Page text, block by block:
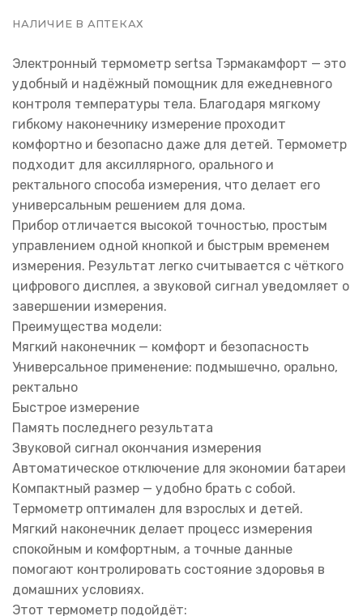
НАЛИЧИЕ В АПТЕКАХ
Электронный термометр sertsa Тэрмакамфорт — это
удобный и надёжный помощник для ежедневного
контроля температуры тела. Благодаря мягкому
гибкому наконечнику измерение проходит
комфортно и безопасно даже для детей. Термометр
подходит для аксиллярного, орального и
ректального способа измерения, что делает его
универсальным решением для дома.
Прибор отличается высокой точностью, простым
управлением одной кнопкой и быстрым временем
измерения. Результат легко считывается с чёткого
цифрового дисплея, а звуковой сигнал уведомляет о
завершении измерения.
Преимущества модели:
Мягкий наконечник — комфорт и безопасность
Универсальное применение: подмышечно, орально,
ректально
Быстрое измерение
Память последнего результата
Звуковой сигнал окончания измерения
Автоматическое отключение для экономии батареи
Компактный размер — удобно брать с собой.
Термометр оптимален для взрослых и детей.
Мягкий наконечник делает процесс измерения
спокойным и комфортным, а точные данные
помогают контролировать состояние здоровья в
домашних условиях.
Этот термометр подойдёт: